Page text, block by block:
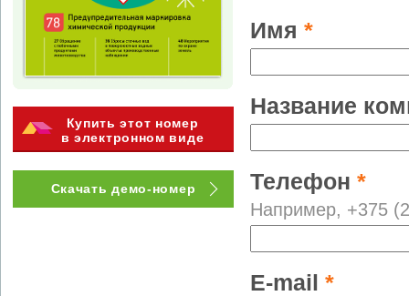
Купить этот номер
в электронном виде
Скачать демо-номер
Имя *
Название
Телефон *
Например, +375
E-mail *